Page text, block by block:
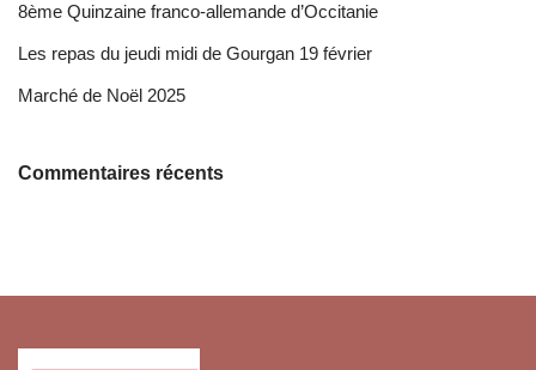
8ème Quinzaine franco-allemande d’Occitanie
Les repas du jeudi midi de Gourgan 19 février
Marché de Noël 2025
Commentaires récents